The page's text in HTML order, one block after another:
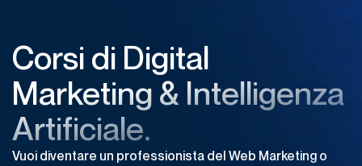
Corsi di Digital
Marketing & Intelligenza
Artificiale.
Vuoi diventare un professionista del Web Marketing o